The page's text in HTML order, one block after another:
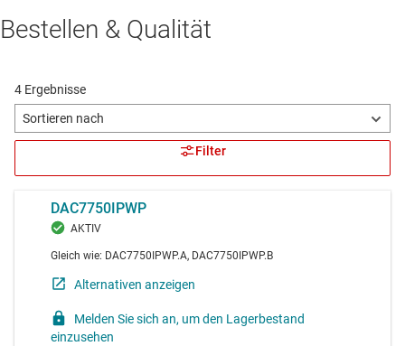
Bestellen & Qualität